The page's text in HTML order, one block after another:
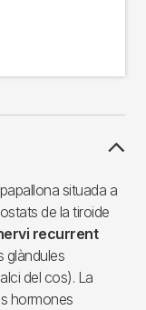
situada a
de la tiroide
recurrent
glàndules
del cos). La
hormones